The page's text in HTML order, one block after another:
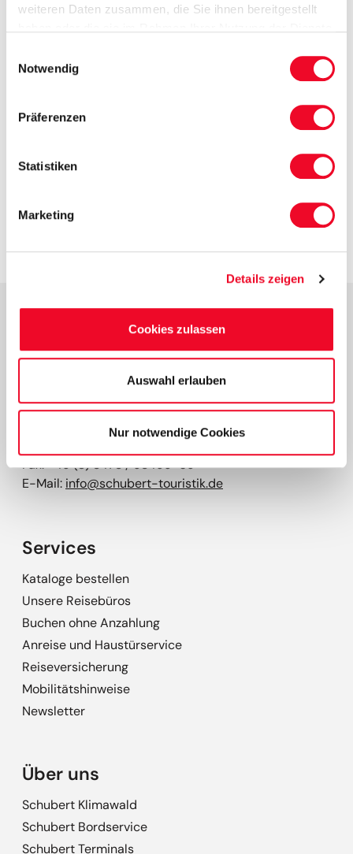
weiteren Daten zusammen, die Sie ihnen bereitgestellt
Notwendig
Präferenzen
Statistiken
Marketing
Details zeigen
Cookies zulassen
Auswahl erlauben
Nur notwendige Cookies
Stelle diese Informationen erhält, verarbeitet und für
Formular absenden
SCHUBERT TOURISTIK GMBH
06449 Aschersleben
Fax: +49 (0) 3473 / 93499-69
E-Mail: info@schubert-touristik.de
Services
Kataloge bestellen
Unsere Reisebüros
Buchen ohne Anzahlung
Anreise und Haustürservice
Reiseversicherung
Mobilitätshinweise
Newsletter
Über uns
Schubert Klimawald
Schubert Bordservice
Schubert Terminals